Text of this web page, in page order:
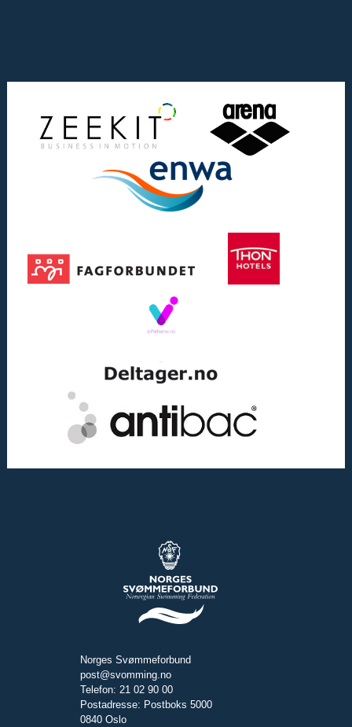
Norges Svømmeforbund
post@svomming.no
Telefon: 21 02 90 00
Postadresse: Postboks 5000
0840 Oslo